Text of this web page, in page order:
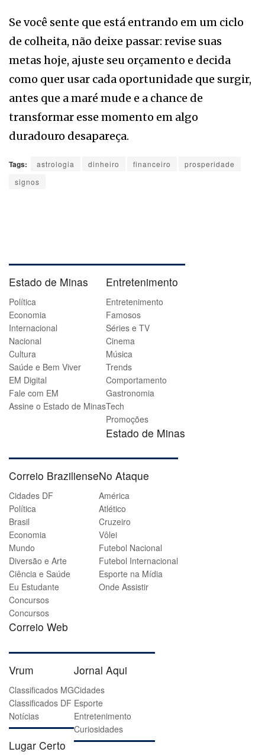
Se você sente que está entrando em um ciclo
de colheita, não deixe passar: revise suas
metas hoje, ajuste seu orçamento e decida
como quer usar cada oportunidade que surgir,
antes que a maré mude e a chance de
transformar esse momento em algo
duradouro desapareça.
Tags: astrologia dinheiro financeiro
prosperidade
signos
Estado de Minas
Política
Economia
Internacional
Nacional
Cultura
Saúde e Bem Viver
EM Digital
Fale com EM
Assine o Estado de Minas
Entretenimento
Entretenimento
Famosos
Séries e TV
Cinema
Música
Trends
Comportamento
Gastronomia
Tech
Promoções
Estado de Minas
Correio Braziliense
Cidades DF
Política
Brasil
Economia
Mundo
Diversão e Arte
Ciência e Saúde
Eu Estudante
Concursos
Concursos
Correio Web
No Ataque
América
Atlético
Cruzeiro
Vôlei
Futebol Nacional
Futebol Internacional
Esporte na Mídia
Onde Assistir
Vrum
Classificados MG
Classificados DF
Notícias
Lugar Certo
Jornal Aqui
Cidades
Esporte
Entretenimento
Curiosidades